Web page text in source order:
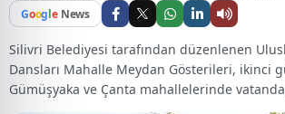
Google News
Silivri Belediyesi tarafından düzenlenen
Dansları Mahalle Meydan Gösterileri, ikinci
Gümüşyaka ve Çanta mahallelerinde